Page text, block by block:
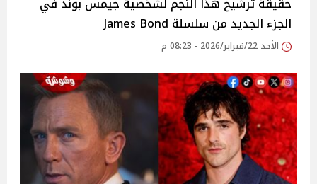
الجزء الجديد من سلسلة James Bond
الأحد 22/فبراير/2026 - 08:23 م